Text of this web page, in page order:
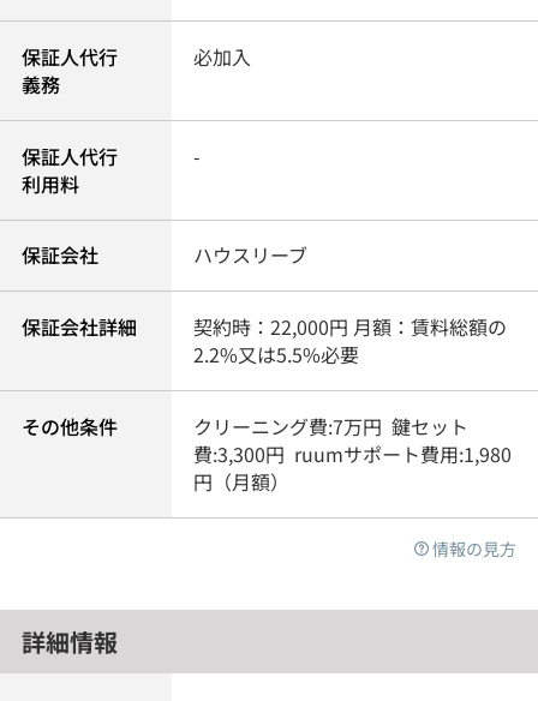
保証人代行
義務
必加入
保証人代行
利用料
-
保証会社 ハウスリーブ
保証会社詳細
契約時：22,000円 月額：賃料総額の
2.2%又は5.5%必要
その他条件
クリーニング費:7万円 鍵セット
費:3,300円 ruumサポート費用:1,980
円（月額）
情報の見方
詳細情報